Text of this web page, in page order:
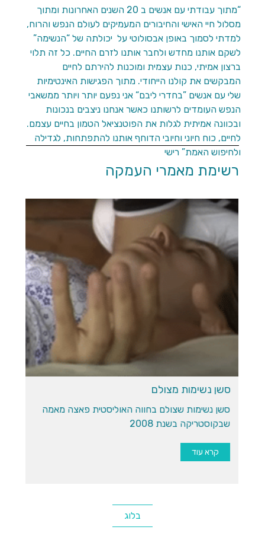
“מתוך עבודתי עם אנשים ב 20 השנים האחרונות ומתוך
מסלול חיי האישי והחיבורים המעמיקים לעולם הנפש והרוח,
למדתי לסמוך באופן אבסולוטי על יכולתה של “הנשימה”
לשקם אותנו מחדש ולחבר אותנו לזרם החיים. כל זה תלוי
ברצון אמיתי, כנות עצמית ומוכנות להירתם לחיים
המבקשים את קולנו הייחודי. מתוך הפגישות האינטימיות
שלי עם אנשים ”בחדרי ליבם“ אני נפעם יותר ויותר ממשאבי
הנפש העומדים לרשותנו כאשר אנחנו ניצבים בנכונות
ובכוונה אמיתית לגלות את הפוטנציאל הטמון בחיים עצמם.
לחיים, כוח חיוני וחיובי הדוחף אותנו להתפתחות, לגדילה
ולחיפוש האמת” רישי
רשימת מאמרי העמקה
סשן נשימות מצולם
סשן נשימות שצולם בחווה האוליסטית פאצה מאמה
שבקוסטריקה בשנת 2008
קרא עוד
בלוג